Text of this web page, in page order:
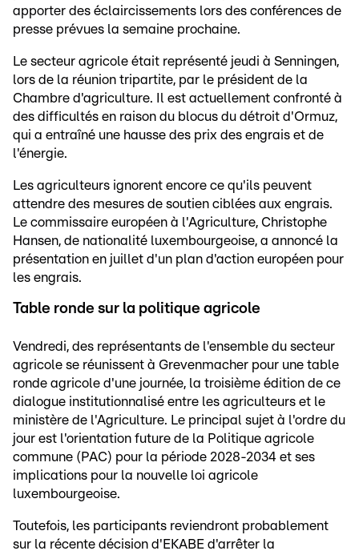
apporter des éclaircissements lors des conférences de
presse prévues la semaine prochaine.
Le secteur agricole était représenté jeudi à Senningen,
lors de la réunion tripartite, par le président de la
Chambre d'agriculture. Il est actuellement confronté à
des difficultés en raison du blocus du détroit d'Ormuz,
qui a entraîné une hausse des prix des engrais et de
l'énergie.
Les agriculteurs ignorent encore ce qu'ils peuvent
attendre des mesures de soutien ciblées aux engrais.
Le commissaire européen à l'Agriculture, Christophe
Hansen, de nationalité luxembourgeoise, a annoncé la
présentation en juillet d'un plan d'action européen pour
les engrais.
Table ronde sur la politique agricole
Vendredi, des représentants de l'ensemble du secteur
agricole se réunissent à Grevenmacher pour une table
ronde agricole d'une journée, la troisième édition de ce
dialogue institutionnalisé entre les agriculteurs et le
ministère de l'Agriculture. Le principal sujet à l'ordre du
jour est l'orientation future de la Politique agricole
commune (PAC) pour la période 2028-2034 et ses
implications pour la nouvelle loi agricole
luxembourgeoise.
Toutefois, les participants reviendront probablement
sur la récente décision d'EKABE d'arrêter la